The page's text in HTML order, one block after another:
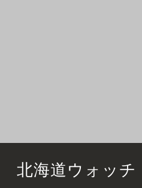
北海道ウォッ